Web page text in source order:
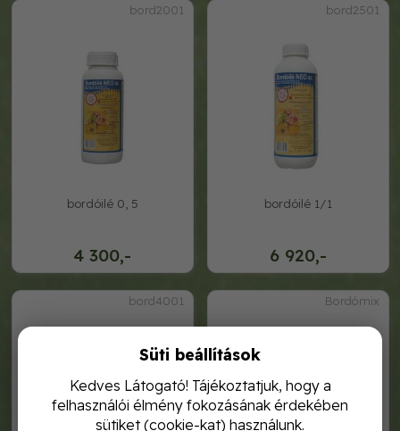
bord2001
4 300,-
bordóilé 0, 5
bord2501
6 920,-
bordóilé 1/1
bord4001 Bordómix
Süti beállítások
Kedves Látogató! Tájékoztatjuk, hogy a
felhasználói élmény fokozásának érdekében
sütiket (cookie-kat) használunk.